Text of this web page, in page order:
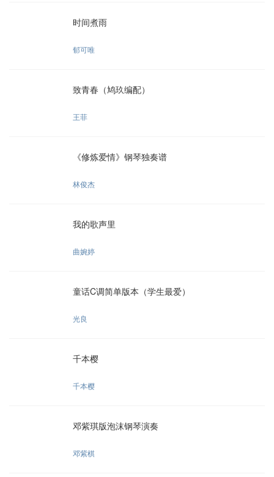
时间煮雨
郁可唯
致青春（鸠玖编配）
王菲
《修炼爱情》钢琴独奏谱
林俊杰
我的歌声里
曲婉婷
童话C调简单版本（学生最爱）
光良
千本樱
千本樱
邓紫琪版泡沫钢琴演奏
邓紫棋